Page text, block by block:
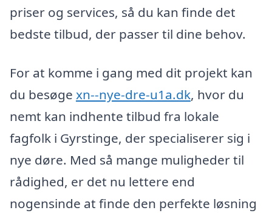
priser og services, så du kan finde det
bedste tilbud, der passer til dine behov.
For at komme i gang med dit projekt kan
du besøge xn--nye-dre-u1a.dk, hvor du
nemt kan indhente tilbud fra lokale
fagfolk i Gyrstinge, der specialiserer sig i
nye døre. Med så mange muligheder til
rådighed, er det nu lettere end
nogensinde at finde den perfekte løsning